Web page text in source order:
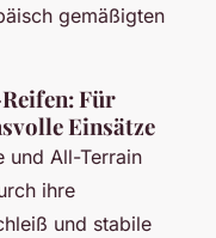
gemäßigten
Für
Einsätze
und All-Terrain
ihre
und stabile